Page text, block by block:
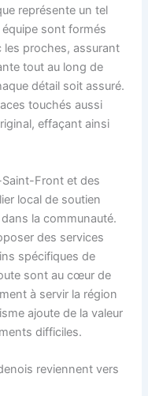
représente un tel
sont formés
les proches, assurant
tout au long de
détail soit assuré.
touchés aussi
effaçant ainsi
Front et des
local de soutien
la communauté.
des services
spécifiques de
sont au cœur de
à servir la région
ajoute de la valeur
difficiles.
reviennent vers